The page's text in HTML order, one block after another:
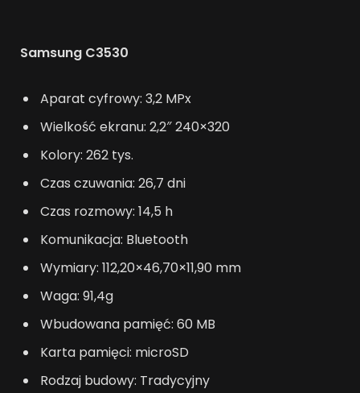
Samsung C3530
Aparat cyfrowy: 3,2 MPx
Wielkość ekranu: 2,2″ 240×320
Kolory: 262 tys.
Czas czuwania: 26,7 dni
Czas rozmowy: 14,5 h
Komunikacja: Bluetooth
Wymiary: 112,20×46,70×11,90 mm
Waga: 91,4g
Wbudowana pamięć: 60 MB
Karta pamięci: microSD
Rodzaj budowy: Tradycyjny